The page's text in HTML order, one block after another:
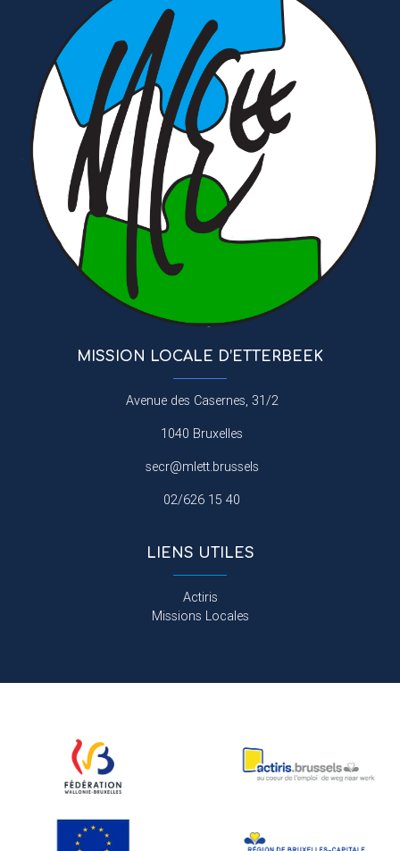
MISSION LOCALE D’ETTERBEEK
Avenue des Casernes, 31/2
1040 Bruxelles
secr@mlett.brussels
02/626 15 40
LIENS UTILES
Actiris
Missions Locales